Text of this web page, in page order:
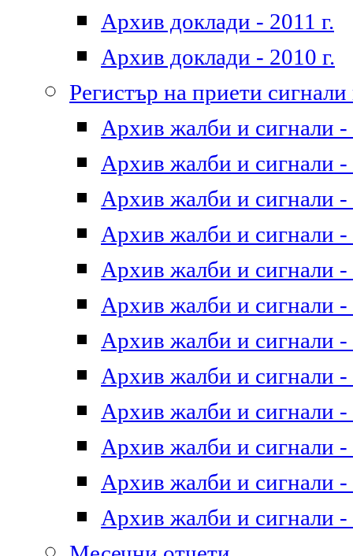
Архив доклади - 2011 г.
Архив доклади - 2010 г.
Регистър на приети
Архив жалби и сигнали -
Архив жалби и сигнали -
Архив жалби и сигнали -
Архив жалби и сигнали -
Архив жалби и сигнали -
Архив жалби и сигнали -
Архив жалби и сигнали -
Архив жалби и сигнали -
Архив жалби и сигнали -
Архив жалби и сигнали -
Архив жалби и сигнали -
Архив жалби и сигнали -